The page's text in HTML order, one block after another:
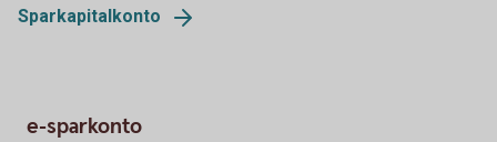
Sparkapitalkonto
e-sparkonto